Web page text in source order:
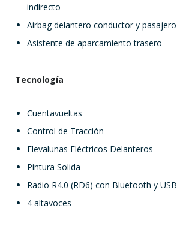
indirecto
Airbag delantero conductor y pasajero
Asistente de aparcamiento trasero
Tecnología
Cuentavueltas
Control de Tracción
Elevalunas Eléctricos Delanteros
Pintura Solida
Radio R4.0 (RD6) con Bluetooth y USB
4 altavoces